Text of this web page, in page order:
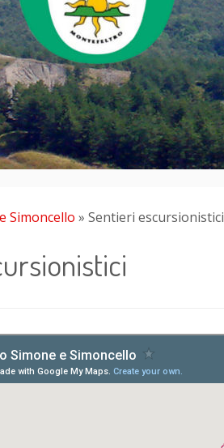
Simoncello » Sentieri escursionistici